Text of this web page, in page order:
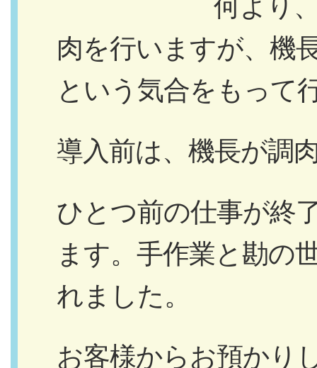
何より
肉を行いますが、機
という気合をもって
導入前は、機長が調
ひとつ前の仕事が終
ます。手作業と勘の
れました。
お客様からお預かり